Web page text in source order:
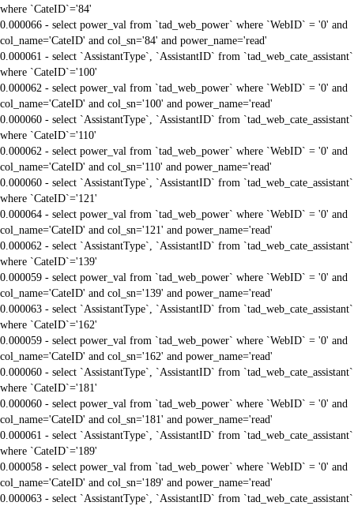
where `CateID`='84'
0.000066 - select power_val from `tad_web_power` where `WebID` = '0' and
col_name='CateID' and col_sn='84' and power_name='read'
0.000061 - select `AssistantType`, `AssistantID` from `tad_web_cate_assistant`
where `CateID`='100'
0.000062 - select power_val from `tad_web_power` where `WebID` = '0' and
col_name='CateID' and col_sn='100' and power_name='read'
0.000060 - select `AssistantType`, `AssistantID` from `tad_web_cate_assistant`
where `CateID`='110'
0.000062 - select power_val from `tad_web_power` where `WebID` = '0' and
col_name='CateID' and col_sn='110' and power_name='read'
0.000060 - select `AssistantType`, `AssistantID` from `tad_web_cate_assistant`
where `CateID`='121'
0.000064 - select power_val from `tad_web_power` where `WebID` = '0' and
col_name='CateID' and col_sn='121' and power_name='read'
0.000062 - select `AssistantType`, `AssistantID` from `tad_web_cate_assistant`
where `CateID`='139'
0.000059 - select power_val from `tad_web_power` where `WebID` = '0' and
col_name='CateID' and col_sn='139' and power_name='read'
0.000063 - select `AssistantType`, `AssistantID` from `tad_web_cate_assistant`
where `CateID`='162'
0.000059 - select power_val from `tad_web_power` where `WebID` = '0' and
col_name='CateID' and col_sn='162' and power_name='read'
0.000060 - select `AssistantType`, `AssistantID` from `tad_web_cate_assistant`
where `CateID`='181'
0.000060 - select power_val from `tad_web_power` where `WebID` = '0' and
col_name='CateID' and col_sn='181' and power_name='read'
0.000061 - select `AssistantType`, `AssistantID` from `tad_web_cate_assistant`
where `CateID`='189'
0.000058 - select power_val from `tad_web_power` where `WebID` = '0' and
col_name='CateID' and col_sn='189' and power_name='read'
0.000063 - select `AssistantType`, `AssistantID` from `tad_web_cate_assistant`